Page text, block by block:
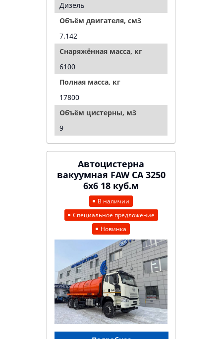
Дизель
Объём двигателя, см3
7.142
Снаряжённая масса, кг
6100
Полная масса, кг
17800
Объём цистерны, м3
9
Автоцистерна
вакуумная FAW CA 3250
6х6 18 куб.м
В наличии
Специальное предложение
Новинка